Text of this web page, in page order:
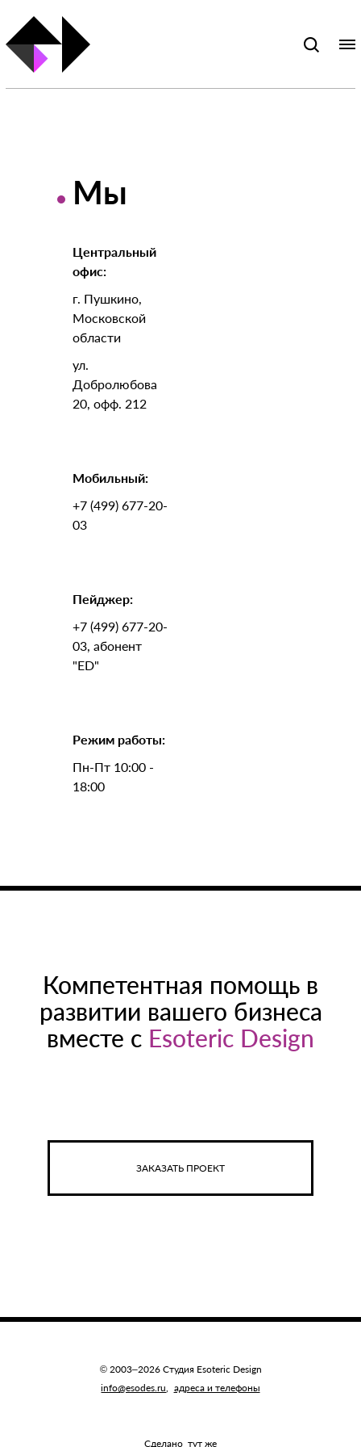
Мы
Центральный
офис:
г. Пушкино,
Московской
области
ул.
Добролюбова
20, офф. 212
Мобильный:
+7 (499) 677-20-
03
Пейджер:
+7 (499) 677-20-
03, абонент
"ED"
Режим работы:
Пн-Пт 10:00 -
18:00
Компетентная помощь в
развитии вашего бизнеса
вместе с Esoteric Design
ЗАКАЗАТЬ ПРОЕКТ
© 2003–2026 Студия Esoteric Design
info@esodes.ru, адреса и телефоны
Сделано тут же